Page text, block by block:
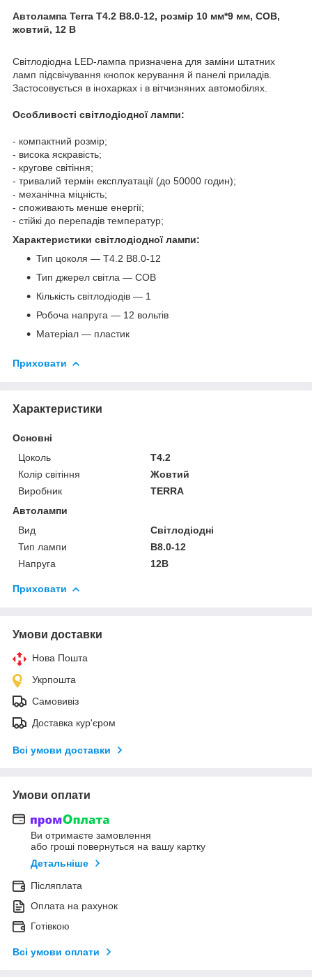
Автолампа Terra T4.2 B8.0-12, розмір 10 мм*9 мм, COB,
жовтий, 12 В
Світлодіодна LED-лампа призначена для заміни штатних
ламп підсвічування кнопок керування й панелі приладів.
Застосовується в інохарках і в вітчизняних автомобілях.
Особливості світлодіодної лампи:
- компактний розмір;
- висока яскравість;
- кругове світіння;
- тривалий термін експлуатації (до 50000 годин);
- механічна міцність;
- споживають менше енергії;
- стійкі до перепадів температур;
Характеристики світлодіодної лампи:
Тип цоколя — T4.2 B8.0-12
Тип джерел світла — COB
Кількість світлодіодів — 1
Робоча напруга — 12 вольтів
Матеріал — пластик
Приховати
Характеристики
Основні
Цоколь
T4.2
Колір світіння
Жовтий
Виробник
TERRA
Автолампи
Вид
Світлодіодні
Тип лампи
B8.0-12
Напруга
12В
Приховати
Умови доставки
Нова Пошта
Укрпошта
Самовивіз
Доставка кур'єром
Всі умови доставки
Умови оплати
Ви отримаєте замовлення
або гроші повернуться на вашу картку
Детальніше
Післяплата
Оплата на рахунок
Готівкою
Всі умови оплати